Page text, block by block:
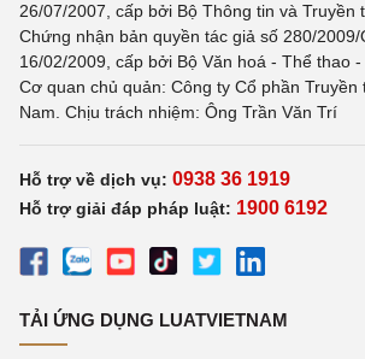
26/07/2007, cấp bởi Bộ Thông tin và Truyền
Chứng nhận bản quyền tác giả số 280/2009/
16/02/2009, cấp bởi Bộ Văn hoá - Thể thao -
Cơ quan chủ quản: Công ty Cổ phần Truyền
Nam. Chịu trách nhiệm: Ông Trần Văn Trí
Hỗ trợ về dịch vụ: 0938 36 1919
Hỗ trợ giải đáp pháp luật: 1900 6192
TẢI ỨNG DỤNG LUATVIETNAM